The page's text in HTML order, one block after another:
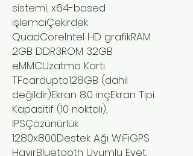
sistemi, x64-based
işlemciÇekirdek
QuadCoreIntel HD grafikRAM
2GB DDR3ROM 32GB
eMMCUzatma Kartı
TFcardupto128GB (dahil
değildir)Ekran 8.0 inçEkran Tipi
Kapasitif (10 noktalı),
IPSÇözünürlük
1280x800Destek Ağı WiFiGPS
HayırBluetooth Uyumlu Evet,